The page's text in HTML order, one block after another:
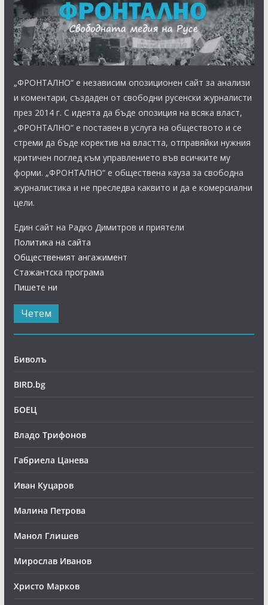
„ФРОНТАЛНО“ е независим опозиционен сайт за анализи
и коментари, създаден от свободни русенски журналисти
през 2014 г. С идеята да бъде опозиция на всяка власт,
„ФРОНТАЛНО“ е поставен в услуга на обществото и се
стреми да бъде коректив на властта, отправяйки нужния
критичен поглед към управлението във всичките му
форми. „ФРОНТАЛНО“ е обществена кауза за свободна
журналистика и не преследва каквито и да е комерсиални
цели.
Един сайт на Радко Димитров и приятели
Политика на сайта
Общественият ангажимент
Стажантска програма
Пишете ни
Четем
Биволъ
BIRD.bg
БОЕЦ
Владо Трифонов
Габриела Цанева
Иван Куцаров
Малина Петрова
Манол Глишев
Мирослав Иванов
Христо Марков